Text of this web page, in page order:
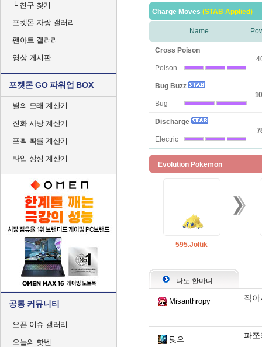
└친구 찾기
포켓몬 자랑 갤러리
팬아트 갤러리
영상 게시판
포켓몬 GO 파워업 BOX
별의 모래 계산기
진화 사탕 계산기
포획 확률 계산기
타입 상성 계산기
공통 커뮤니티
오픈 이슈 갤러리
오늘의 핫벤
Charge Moves (STAB Applied)
Name
Cross Poison
Poison
Bug Buzz
Bug
Discharge
Electric
Evolution Pokemon
595.Joltik
나도 한마디
Misanthropy 작
핒으 파쪼